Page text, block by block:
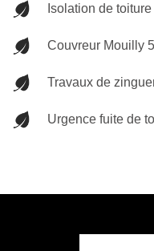
Isolation de
Couvreur Mouilly
Travaux de
Urgence fuite de